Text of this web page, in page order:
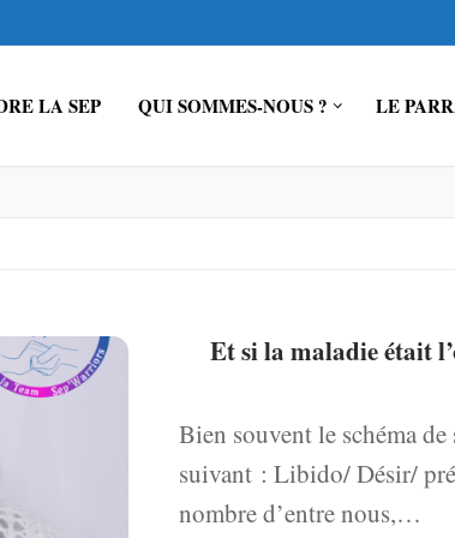
LA SEP QUI SOMMES-NOUS ? LE
Et si la maladie était
Bien souvent le schéma
suivant : Libido/ Désir/
nombre d’entre nous,…